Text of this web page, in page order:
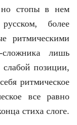
но стопы в нем
более
ритмическими
лишь
слабой позиции,
ритмическое
все равно
стиха слоге.